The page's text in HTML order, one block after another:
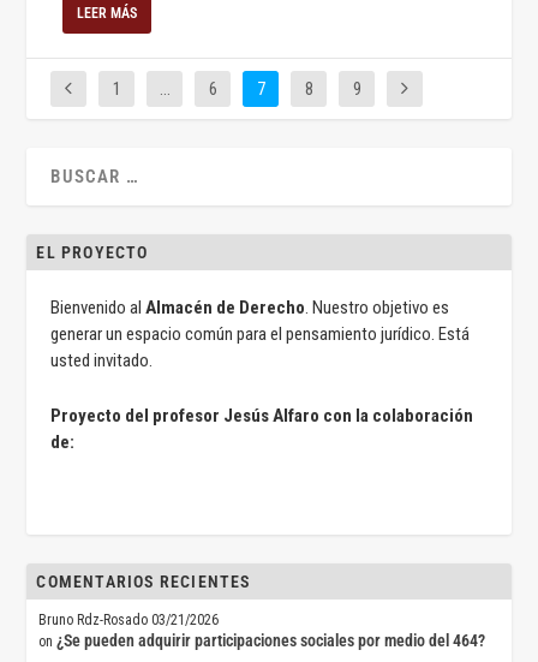
LEER MÁS
1 … 6 7 8 9
EL PROYECTO
Bienvenido alAlmacén de Derecho. Nuestro objetivo es
generar un espacio común para el pensamiento jurídico. Está
usted invitado.
Proyecto del profesor Jesús Alfaro con la colaboración
de:
COMENTARIOS RECIENTES
Bruno Rdz-Rosado 03/21/2026
on¿Se pueden adquirir participaciones sociales por medio del 464?